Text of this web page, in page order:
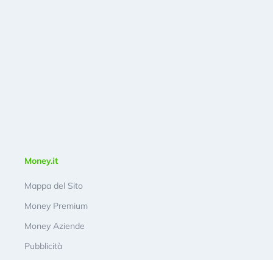
Money.it
Mappa del Sito
Money Premium
Money Aziende
Pubblicità